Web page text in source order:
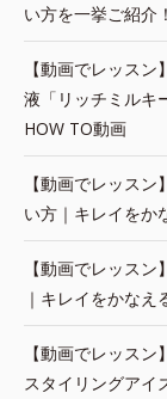
い方を一挙ご紹介
【動画でレッス
液「リッチミルキ
HOW TO動画
【動画でレッス
い方｜キレイをか
【動画でレッス
｜キレイをかな
【動画でレッス
スタイリングアイ